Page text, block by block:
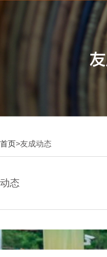
首页>友成动态
动态